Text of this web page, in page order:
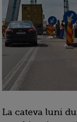
La cateva luni